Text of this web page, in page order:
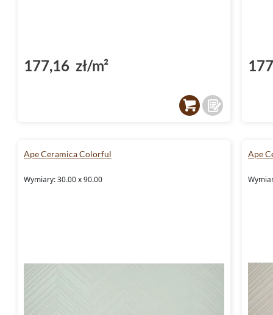
177,16 zł/m²
Ape Ceramica Colorful
Wymiary: 30.00 x 90.00
Ape